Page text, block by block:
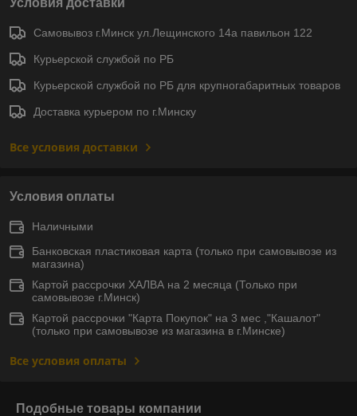
Самовывоз г.Минск ул.Лещинского 14а павильон 122
Курьерской службой по РБ
Курьерской службой по РБ для крупногабаритных товаров
Доставка курьером по г.Минску
Все условия доставки
Условия оплаты
Наличными
Банковская пластиковая карта (только при самовывозе из
магазина)
Картой рассрочки ХАЛВА на 2 месяца (Только при
самовывозе г.Минск)
Картой рассрочки "Карта Покупок" на 3 мес ,"Кашалот"
(только при самовывозе из магазина в г.Минске)
Все условия оплаты
Подобные товары компании